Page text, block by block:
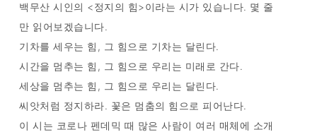
백무산 시인의 <정지의 힘>이라는 시가 있습니다. 몇 줄
만 읽어보겠습니다.
기차를 세우는 힘, 그 힘으로 기차는 달린다.
시간을 멈추는 힘, 그 힘으로 우리는 미래로 간다.
세상을 멈추는 힘, 그 힘으로 우리는 달린다.
씨앗처럼 정지하라. 꽃은 멈춤의 힘으로 피어난다.
이 시는 코로나 펜데믹 때 많은 사람이 여러 매체에 소개